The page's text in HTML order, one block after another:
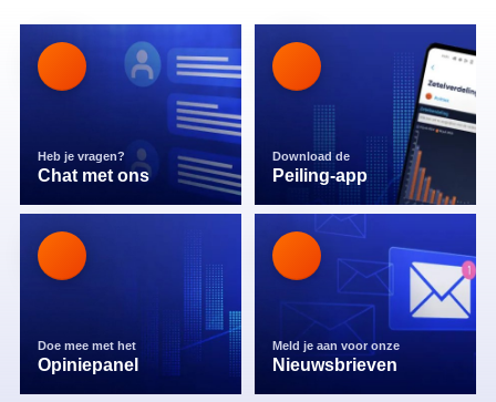
Heb je vragen?
Chat met ons
Download de
Peiling-app
Doe mee met het
Opiniepanel
Meld je aan voor onze
Nieuwsbrieven